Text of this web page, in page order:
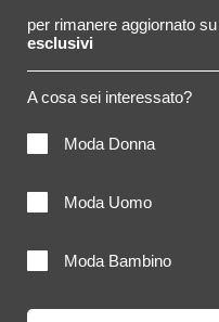
per rimanere aggiornato su
esclusivi
A cosa sei interessato?
Moda Donna
Moda Uomo
Moda Bambino